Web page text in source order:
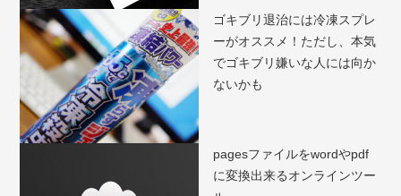
ゴキブリ退治には冷凍スプレ
ーがオススメ！ただし、本気
でゴキブリ嫌いな人には向か
ないかも
pagesファイルをwordやpdf
に変換出来るオンラインツー